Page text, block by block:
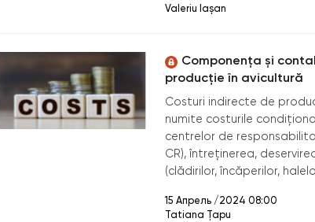
Valeriu Iașan
Componența și
producție în avicultură
Costuri indirecte de
numite costurile
centrelor de
CR), întreținerea,
(clădirilor, încăperilor,
15 Апрель /2024 08:00
Tatiana Țapu